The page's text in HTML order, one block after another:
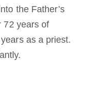
the Father’s
72 years of
as a priest.